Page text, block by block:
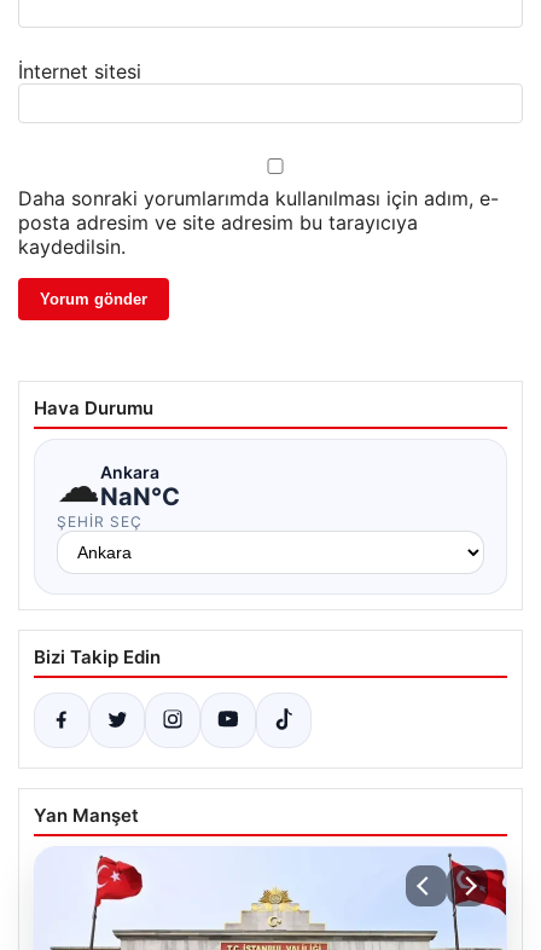
İnternet sitesi
Daha sonraki yorumlarımda kullanılması için adım, e-
posta adresim ve site adresim bu tarayıcıya
kaydedilsin.
Hava Durumu
☁Ankara
NaN°C
ŞEHIR SEÇ
Bizi Takip Edin
Yan Manşet